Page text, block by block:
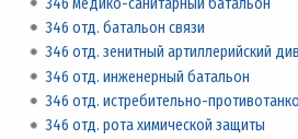
346 отд. батальон связи
346 отд. зенитный артиллерийский
346 отд. инженерный батальон
346 отд. истребительно-
346 отд. рота химической защиты